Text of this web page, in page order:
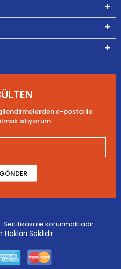
e-posta ile
istiyorum.
GÖNDER
ile korunmaktadır.
Hakları Saklıdır